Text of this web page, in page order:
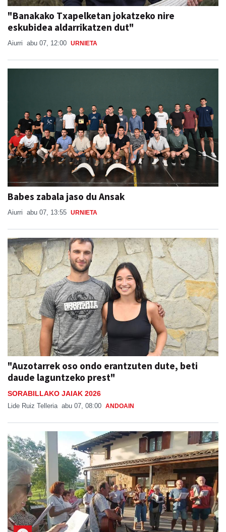
"Banakako Txapelketan jokatzeko nire
eskubidea aldarrikatzen dut"
Aiurri abu 07, 12:00 URNIETA
Babes zabala jaso du Ansak
Aiurri abu 07, 13:55 URNIETA
"Auzotarrek oso ondo erantzuten dute, beti
daude laguntzeko prest"
SORABILLAKO JAIAK 2026
Lide Ruiz Telleria abu 07, 08:00 ANDOAIN